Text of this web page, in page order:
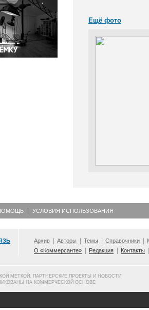
и бизнес
Ещё фото
УСЛОВИЯ ИСПОЛЬЗОВАНИЯ
Архив Авторы Темы Справочники
О «Коммерсанте»
Редакция Контакты
МЕТКОЙ, ПАРТНЕРСКИЕ ПРОЕКТЫ И НОВОСТИ
НА КОММЕРЧЕСКОЙ ОСНОВЕ